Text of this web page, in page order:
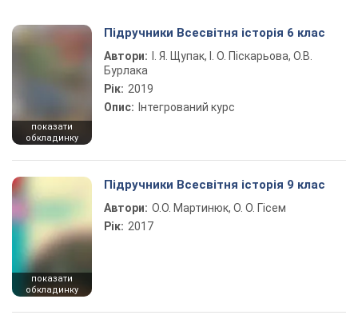
показати
обкладинку
Підручники Всесвітня історія 6 клас
Автори:
І. Я. Щупак, І. О. Піскарьова, О.В.
Бурлака
Рік: 2019
Опис: Інтегрований курс
показати
обкладинку
Підручники Всесвітня історія 9 клас
Автори: О.О. Мартинюк, О. О. Гісем
Рік: 2017